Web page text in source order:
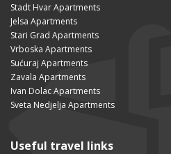
Stadt Hvar Apartments
Jelsa Apartments
Stari Grad Apartments
Vrboska Apartments
Sućuraj Apartments
Zavala Apartments
Ivan Dolac Apartments
Sveta Nedjelja Apartments
Useful travel links